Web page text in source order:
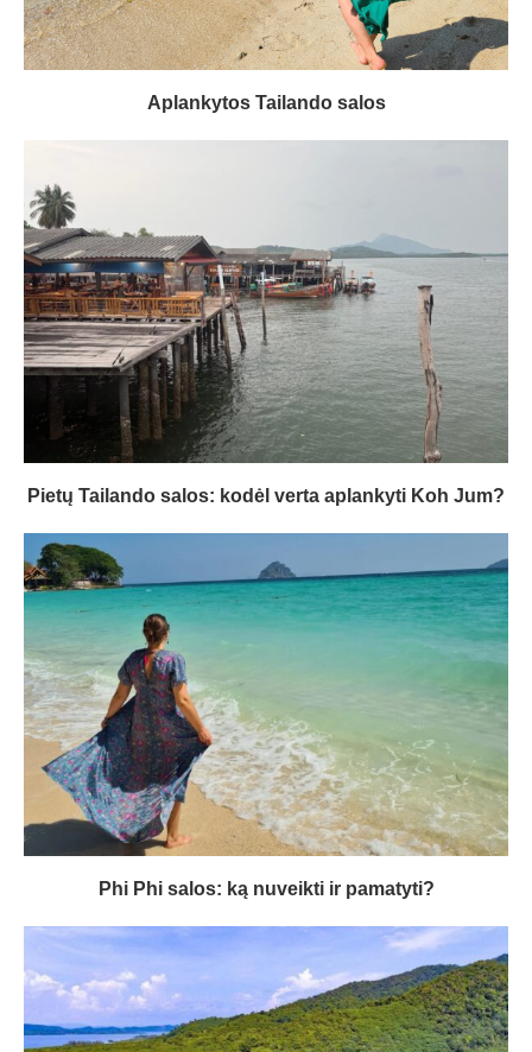
Aplankytos Tailando salos
Pietų Tailando salos: kodėl verta aplankyti Koh Jum?
Phi Phi salos: ką nuveikti ir pamatyti?